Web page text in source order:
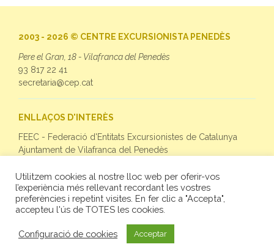
2003 - 2026 © CENTRE EXCURSIONISTA PENEDÈS
Pere el Gran, 18 - Vilafranca del Penedès
93 817 22 41
secretaria@cep.cat
ENLLAÇOS D'INTERÈS
FEEC - Federació d'Entitats Excursionistes de Catalunya
Ajuntament de Vilafranca del Penedès
SEGUEIX-NOS
Facebook
Twitter
Instagram
Utilitzem cookies al nostre lloc web per oferir-vos
l’experiència més rellevant recordant les vostres
preferències i repetint visites. En fer clic a "Accepta",
accepteu l'ús de TOTES les cookies.
Configuració de cookies Acceptar